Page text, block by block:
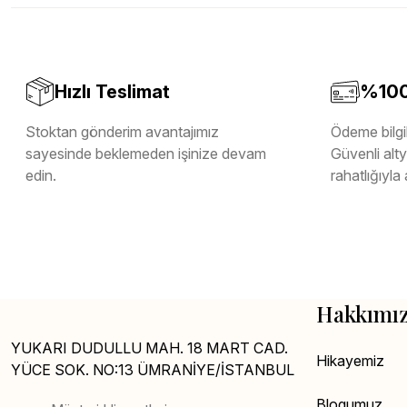
Hızlı Teslimat
Stoktan gönderim avantajımız
sayesinde beklemeden işinize devam
edin.
Ödeme
Güvenli
rahatlığıyla
YUKARI DUDULLU MAH. 18 MART CAD.
YÜCE SOK. NO:13 ÜMRANİYE/İSTANBUL
Hikayemiz